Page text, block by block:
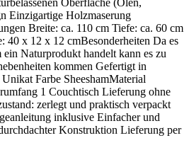
Oberfläche (Ölen,
Einzigartige Holzmaserung
Breite: ca. 110 cm Tiefe: ca. 60 cm
40 x 12 x 12 cmBesonderheiten Da es
Naturprodukt handelt kann es zu
kommen Gefertigt in
Farbe SheeshamMaterial
1 Couchtisch Lieferung ohne
zerlegt und praktisch verpackt
inklusive Einfacher und
Konstruktion Lieferung per